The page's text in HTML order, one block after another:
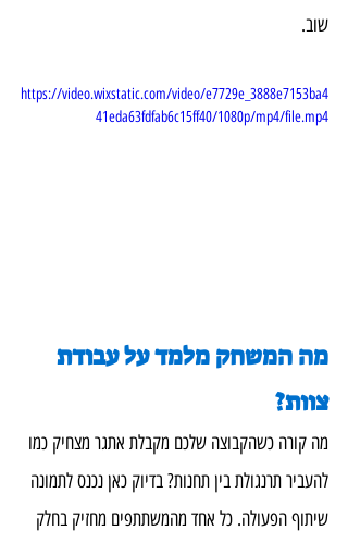
שוב.
https://video.wixstatic.com/video/e7729e_3888e7153ba4
41eda63fdfab6c15ff40/1080p/mp4/file.mp4
מה המשחק מלמד על עבודת
צוות?
מה קורה כשהקבוצה שלכם מקבלת אתגר מצחיק כמו
להעביר תרנגולת בין תחנות? בדיוק כאן נכנס לתמונה
שיתוף הפעולה. כל אחד מהמשתתפים מחזיק בחלק